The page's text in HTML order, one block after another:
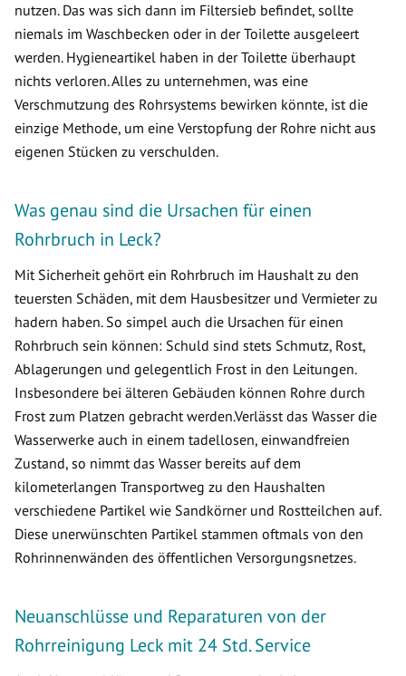
nutzen. Das was sich dann im Filtersieb befindet, sollte
niemals im Waschbecken oder in der Toilette ausgeleert
werden. Hygieneartikel haben in der Toilette überhaupt
nichts verloren. Alles zu unternehmen, was eine
Verschmutzung des Rohrsystems bewirken könnte, ist die
einzige Methode, um eine Verstopfung der Rohre nicht aus
eigenen Stücken zu verschulden.
Was genau sind die Ursachen für einen
Rohrbruch in Leck?
Mit Sicherheit gehört ein Rohrbruch im Haushalt zu den
teuersten Schäden, mit dem Hausbesitzer und Vermieter zu
hadern haben. So simpel auch die Ursachen für einen
Rohrbruch sein können: Schuld sind stets Schmutz, Rost,
Ablagerungen und gelegentlich Frost in den Leitungen.
Insbesondere bei älteren Gebäuden können Rohre durch
Frost zum Platzen gebracht werden.Verlässt das Wasser die
Wasserwerke auch in einem tadellosen, einwandfreien
Zustand, so nimmt das Wasser bereits auf dem
kilometerlangen Transportweg zu den Haushalten
verschiedene Partikel wie Sandkörner und Rostteilchen auf.
Diese unerwünschten Partikel stammen oftmals von den
Rohrinnenwänden des öffentlichen Versorgungsnetzes.
Neuanschlüsse und Reparaturen von der
Rohrreinigung Leck mit 24 Std. Service